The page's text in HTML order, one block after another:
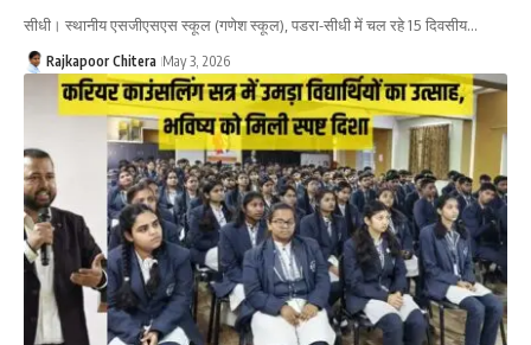
सीधी। स्थानीय एसजीएसएस स्कूल (गणेश स्कूल), पडरा-सीधी में चल रहे 15 दिवसीय…
Rajkapoor Chitera May 3, 2026